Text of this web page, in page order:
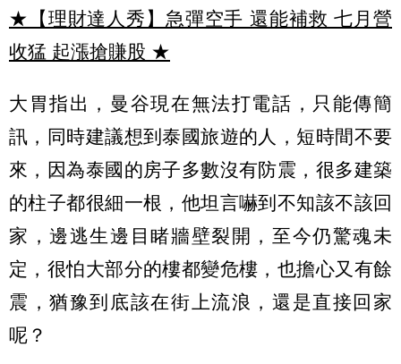
★【理財達人秀】急彈空手 還能補救 七月營
收猛 起漲搶賺股 ★
大胃指出，曼谷現在無法打電話，只能傳簡
訊，同時建議想到泰國旅遊的人，短時間不要
來，因為泰國的房子多數沒有防震，很多建築
的柱子都很細一根，他坦言嚇到不知該不該回
家，邊逃生邊目睹牆壁裂開，至今仍驚魂未
定，很怕大部分的樓都變危樓，也擔心又有餘
震，猶豫到底該在街上流浪，還是直接回家
呢？